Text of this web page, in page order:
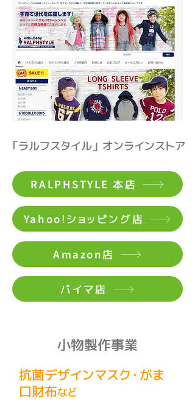
「ラルフスタイル」 オンラインストア
RALPHSTYLE 本店
Yahoo!ショッピング店
Amazon店
バイマ店
小物製作事業
抗菌デザインマスク・がま
口財布など